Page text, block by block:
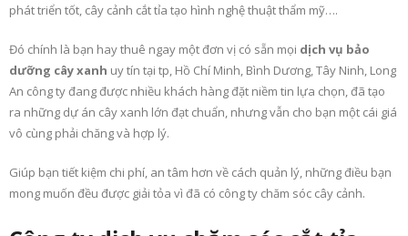
phát triển tốt, cây cảnh cắt tỉa tạo hình nghệ thuật thẩm mỹ….
Đó chính là bạn hay thuê ngay một đơn vị có sẵn mọi dịch vụ bảo
dưỡng câyxanh uy tín tại tp, Hồ Chí Minh, Bình Dương, Tây Ninh, Long
An công ty đang được nhiều khách hàng đặt niềm tin lựa chọn, đã tạo
ra những dự án cây xanh lớn đạt chuẩn, nhưng vẫn cho bạn một cái giá
vô cùng phải chăng và hợp lý.
Giúp bạn tiết kiệm chi phí, an tâm hơn về cách quản lý, những điều bạn
mong muốn đều được giải tỏa vì đã có công ty chăm sóc cây cảnh.